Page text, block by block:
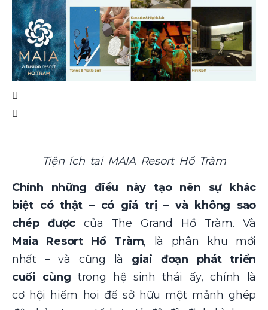
Tiện ích tại MAIA Resort Hồ Tràm
Chính những điều này tạo nên sự khác
biệt có thật – có giá trị – và không sao
chép đượccủa The Grand Hồ Tràm. Và
Maia Resort Hồ Tràm, là phân khu mới
nhất – và cũng là giai đoạn phát triển
cuối cùng trong hệ sinh thái ấy, chính là
cơ hội hiếm hoi để sở hữu một mảnh ghép